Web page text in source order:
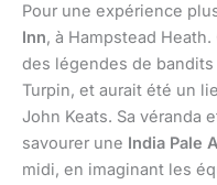
Pour une expérience
Inn, à Hampstead
des légendes de
Turpin, et aurait été un
John Keats. Sa véranda
savourer une India Pale
midi, en imaginant les